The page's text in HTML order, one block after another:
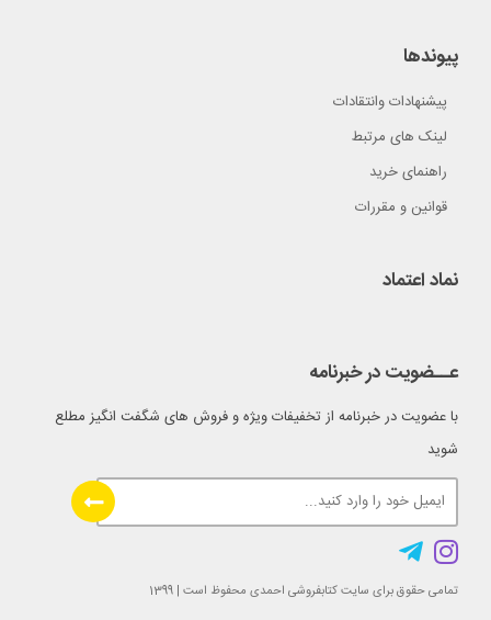
پیوندها
پیشنهادات وانتقادات
لینک های مرتبط
راهنمای خرید
قوانین و مقررات
نماد اعتماد
عــضویت در خبرنامه
با عضویت در خبرنامه از تخفیفات ویژه و فروش های شگفت انگیز مطلع
شوید
تمامی حقوق برای سایت کتابفروشی احمدی محفوظ است | 1399